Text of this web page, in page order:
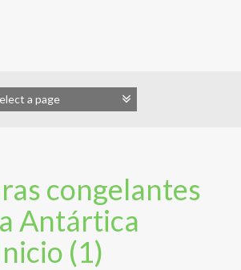
congelantes
Antártica
(1)